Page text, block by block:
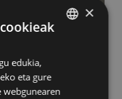
×
edukia,
eta gure
webgunearen